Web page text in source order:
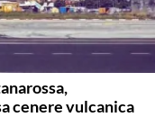
cenere vulcanica